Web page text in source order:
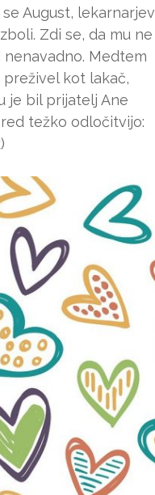
August, lekarnarjev
Zdi se, da mu ne
Medtem
kot lakač,
je bil prijatelj Ane
težko odločitvijo: